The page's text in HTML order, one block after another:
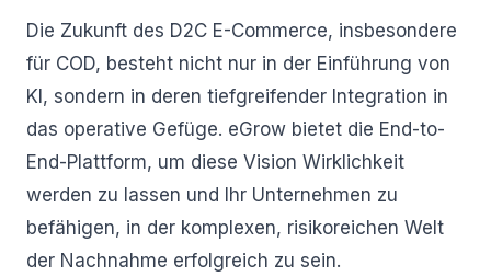
Die Zukunft des D2C E-Commerce, insbesondere
für COD, besteht nicht nur in der Einführung von
KI, sondern in deren tiefgreifender Integration in
das operative Gefüge. eGrow bietet die End-to-
End-Plattform, um diese Vision Wirklichkeit
werden zu lassen und Ihr Unternehmen zu
befähigen, in der komplexen, risikoreichen Welt
der Nachnahme erfolgreich zu sein.